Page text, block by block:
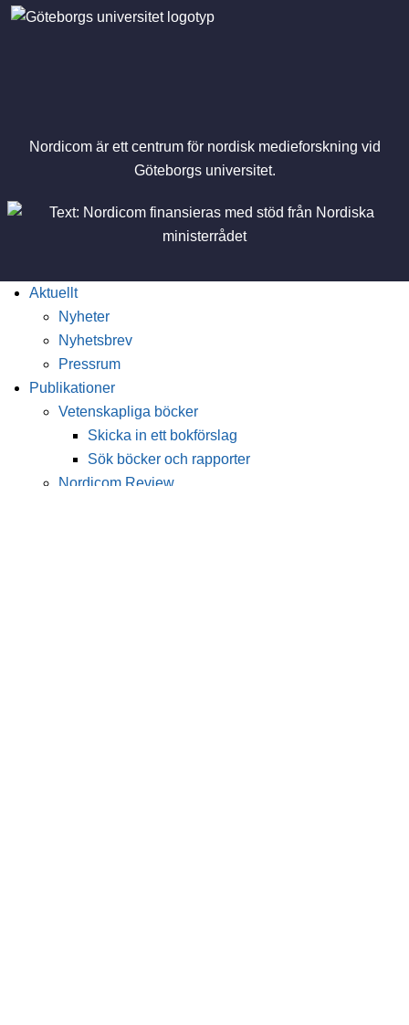
Nordicom är ett centrum för nordisk medieforskning vid
Göteborgs universitet.
Aktuellt
Nyheter
Nyhetsbrev
Pressrum
Publikationer
Vetenskapliga böcker
Skicka in ett bokförslag
Sök böcker och rapporter
Nordicom Review